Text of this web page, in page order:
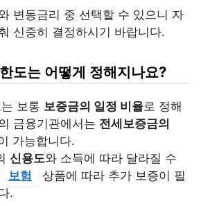
변동금리 중 선택할 수 있으니 자
신중히 결정하시기 바랍니다.
도는 어떻게 정해지나요?
보통 보증금의 일정 비율로 정해
금융기관에서는 전세보증금의
가능합니다.
신용도와 소득에 따라 달라질 수
보험
상품에 따라 추가 보증이 필
.